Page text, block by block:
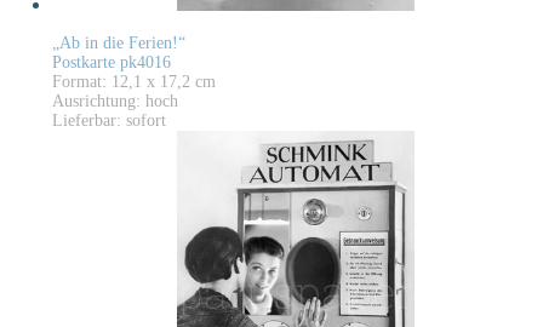
„Ab in die Ferien!“
Postkarte pk4016
Format: 12,1 x 17,2 cm
Ausrichtung: hoch
Lieferbar: sofort